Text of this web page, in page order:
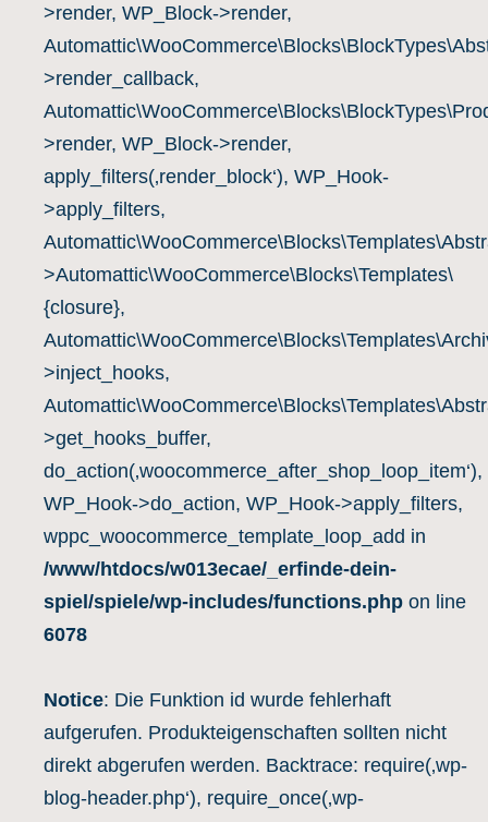
>render, WP_Block->render,
>render_callback,
>render, WP_Block->render,
apply_filters(‚render_block‘), WP_Hook-
>apply_filters,
>Automattic\WooCommerce\Blocks\Templates\
{closure},
>inject_hooks,
>get_hooks_buffer,
do_action(‚woocommerce_after_shop_loop_item‘),
WP_Hook->do_action, WP_Hook->apply_filters,
wppc_woocommerce_template_loop_add in
/www/htdocs/w013ecae/_erfinde-dein-
spiel/spiele/wp-includes/functions.php on line
6078
Notice: Die Funktion id wurde fehlerhaft
aufgerufen. Produkteigenschaften sollten nicht
direkt abgerufen werden. Backtrace: require(‚wp-
blog-header.php‘), require_once(‚wp-